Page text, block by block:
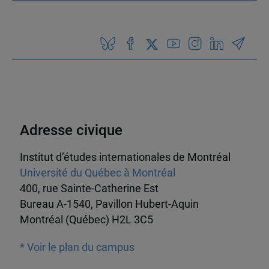
Adresse civique
Institut d’études internationales de Montréal
Université du Québec à Montréal
400, rue Sainte-Catherine Est
Bureau A-1540, Pavillon Hubert-Aquin
Montréal (Québec) H2L 3C5
* Voir le plan du campus